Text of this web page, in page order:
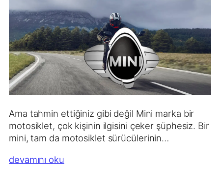
Ama tahmin ettiğiniz gibi değil Mini marka bir
motosiklet, çok kişinin ilgisini çeker şüphesiz. Bir
mini, tam da motosiklet sürücülerinin…
devamını oku